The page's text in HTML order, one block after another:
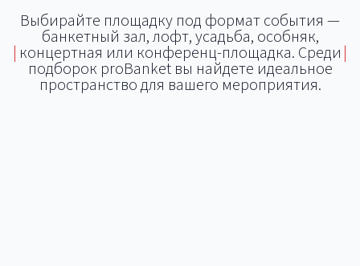
|
Выбирайте площадку под формат события —
банкетный зал, лофт, усадьба, особняк,
концертная или конференц-площадка. Среди
подборок proBanket вы найдете идеальное
пространство для вашего мероприятия.
|